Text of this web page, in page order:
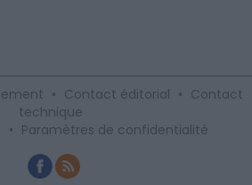
• Contact éditorial • Contact
technique
• Paramètres de confidentialité